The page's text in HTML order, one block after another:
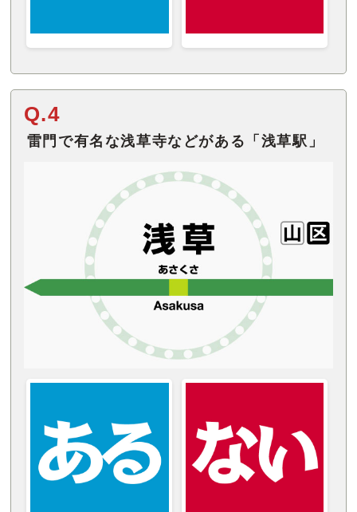
Q.4
雷門で有名な浅草寺などがある「浅草駅」